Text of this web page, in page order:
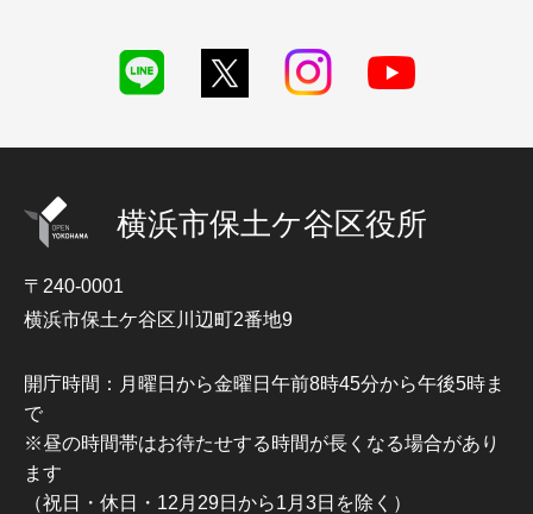
横浜市保土ケ谷区役所
〒240-0001
横浜市保土ケ谷区川辺町2番地9
開庁時間：月曜日から金曜日午前8時45分から午後5時ま
で
※昼の時間帯はお待たせする時間が長くなる場合があり
ます
（祝日・休日・12月29日から1月3日を除く）